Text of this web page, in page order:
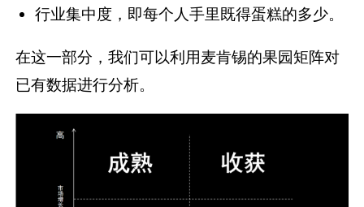
行业集中度，即每个人手里既得蛋糕的多少。
在这一部分，我们可以利用麦肯锡的果园矩阵对
已有数据进行分析。